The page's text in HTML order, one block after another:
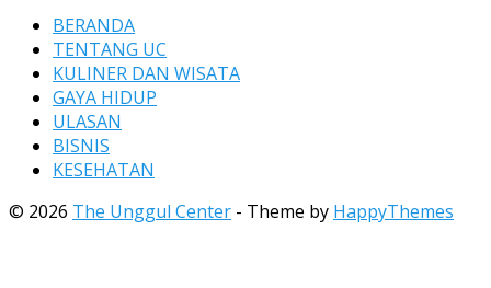
ChannelBERANDA
TENTANG UC
KULINER DAN WISATA
GAYA HIDUP
ULASAN
BISNIS
KESEHATAN
© 2026 The Unggul Center - Theme by HappyThemes